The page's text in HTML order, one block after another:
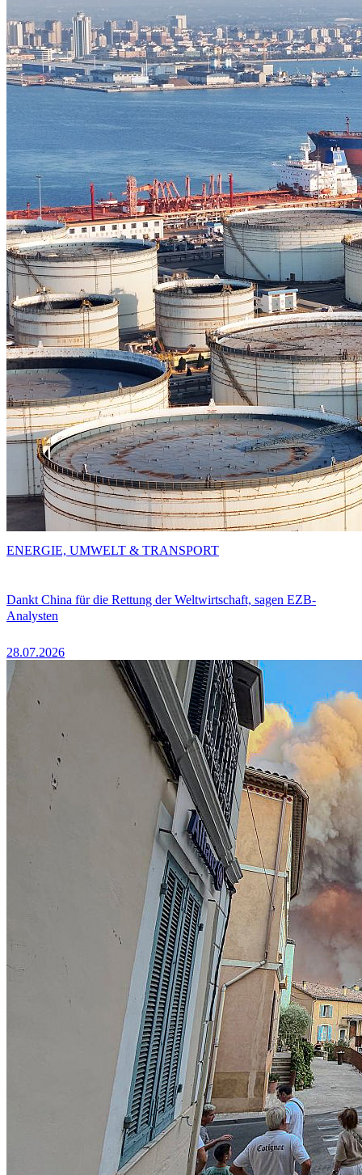
Dankt China für die Rettung der Weltwirtschaft, sagen EZB-
Analysten
28.07.2026
ENERGIE, UMWELT & TRANSPORT